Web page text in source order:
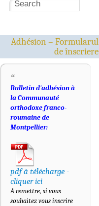
Adhésion – Formularul
de înscriere
Bulletin d'adhésion à
la Communauté
orthodoxe franco-
roumaine de
Montpellier:
pdf à télécharge -
cliquer ici
A remettre, si vous
souhaitez vous inscrire